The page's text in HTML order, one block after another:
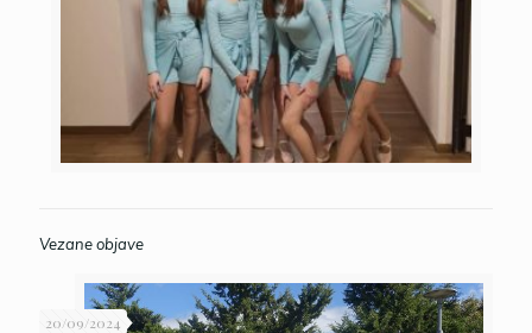
Vezane objave
20/09/2024